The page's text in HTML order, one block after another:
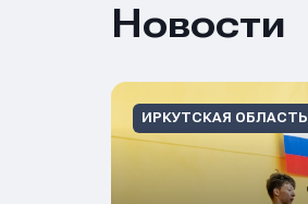
Новости
ИРКУТСКАЯ ОБЛАСТЬ